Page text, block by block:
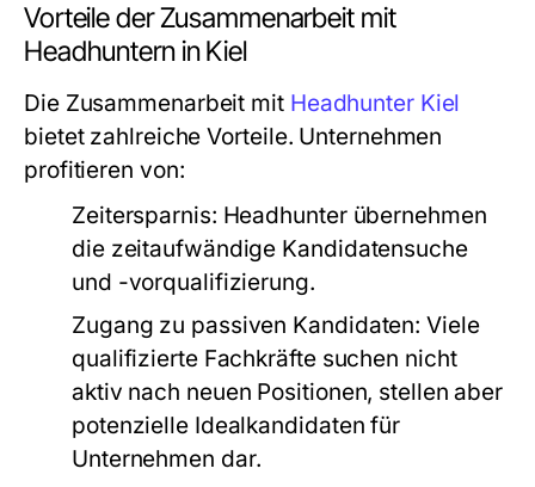
Vorteile der Zusammenarbeit mit
Headhuntern in Kiel
Die Zusammenarbeit mit Headhunter Kiel
bietet zahlreiche Vorteile. Unternehmen
profitieren von:
Zeitersparnis: Headhunter übernehmen
die zeitaufwändige Kandidatensuche
und -vorqualifizierung.
Zugang zu passiven Kandidaten: Viele
qualifizierte Fachkräfte suchen nicht
aktiv nach neuen Positionen, stellen aber
potenzielle Idealkandidaten für
Unternehmen dar.